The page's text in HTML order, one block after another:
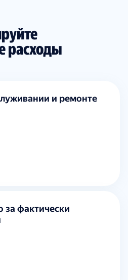
расходы
и ремонте
за фактически